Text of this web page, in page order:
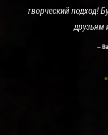
творческий подход!
друзьям